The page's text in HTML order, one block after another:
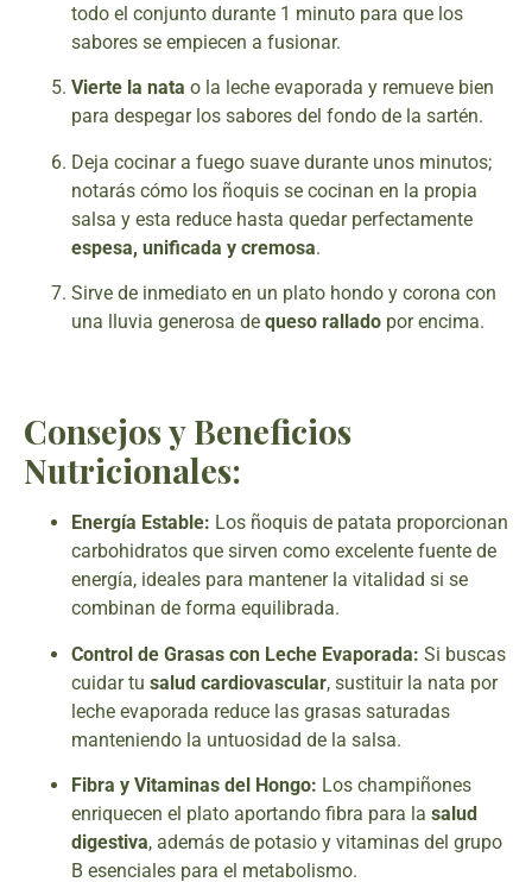
todo el conjunto durante 1 minuto para que los
sabores se empiecen a fusionar.
Vierte la nata o la leche evaporada y remueve bien
para despegar los sabores del fondo de la sartén.
Deja cocinar a fuego suave durante unos minutos;
notarás cómo los ñoquis se cocinan en la propia
salsa y esta reduce hasta quedar perfectamente
espesa, unificada y cremosa.
Sirve de inmediato en un plato hondo y corona con
una lluvia generosa de queso rallado por encima.
Consejos y Beneficios
Nutricionales:
Energía Estable: Los ñoquis de patata proporcionan
carbohidratos que sirven como excelente fuente de
energía, ideales para mantener la vitalidad si se
combinan de forma equilibrada.
Control de Grasas con Leche Evaporada: Si buscas
cuidar tu salud cardiovascular, sustituir la nata por
leche evaporada reduce las grasas saturadas
manteniendo la untuosidad de la salsa.
Fibra y Vitaminas del Hongo: Los champiñones
enriquecen el plato aportando fibra para la salud
digestiva, además de potasio y vitaminas del grupo
B esenciales para el metabolismo.